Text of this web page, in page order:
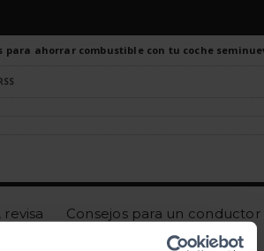
para ahorrar combustible con tu coche
de
Consejos para un conductor